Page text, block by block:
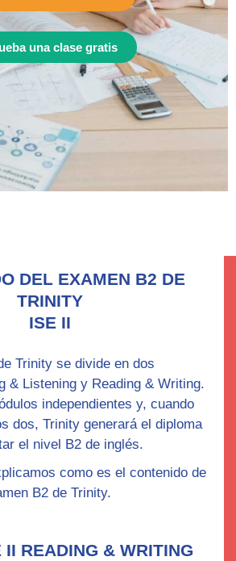
una clase gratis
DEL EXAMEN B2 DE
TRINITY
ISE II
Trinity se divide en dos
& Listening y Reading & Writing.
independientes y, cuando
dos, Trinity generará el diploma
el nivel B2 de inglés.
como es el contenido de
B2 de Trinity.
II READING & WRITING